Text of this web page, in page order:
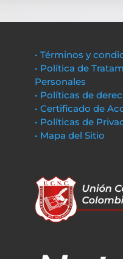
• Términos y
• Política de
Personales
• Políticas de
• Certificado de
• Políticas de
• Mapa del Sitio